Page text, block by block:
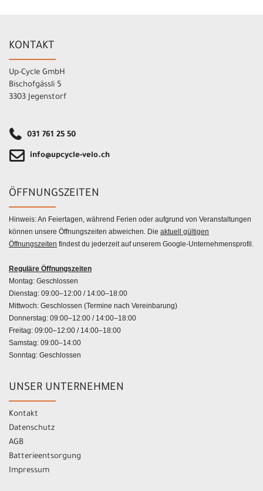
KONTAKT
Up-Cycle GmbH
Bischofgässli 5
3303 Jegenstorf
031 761 25 50
info@upcycle-velo.ch
ÖFFNUNGSZEITEN
Hinweis: An Feiertagen, während Ferien oder aufgrund von Veranstaltungen
können unsere Öffnungszeiten abweichen. Die aktuell gültigen
Öffnungszeiten findest du jederzeit auf unserem Google-Unternehmensprofil.
Reguläre Öffnungszeiten
Montag: Geschlossen
Dienstag: 09:00–12:00 / 14:00–18:00
Mittwoch: Geschlossen (Termine nach Vereinbarung)
Donnerstag: 09:00–12:00 / 14:00–18:00
Freitag: 09:00–12:00 / 14:00–18:00
Samstag: 09:00–14:00
Sonntag: Geschlossen
UNSER UNTERNEHMEN
Kontakt
Datenschutz
AGB
Batterieentsorgung
Impressum